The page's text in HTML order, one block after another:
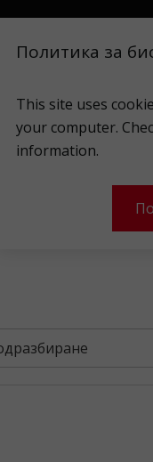
Политика за
This site uses
your computer.
information.
Любими Магазини
ИГРАЧКИ
нашите